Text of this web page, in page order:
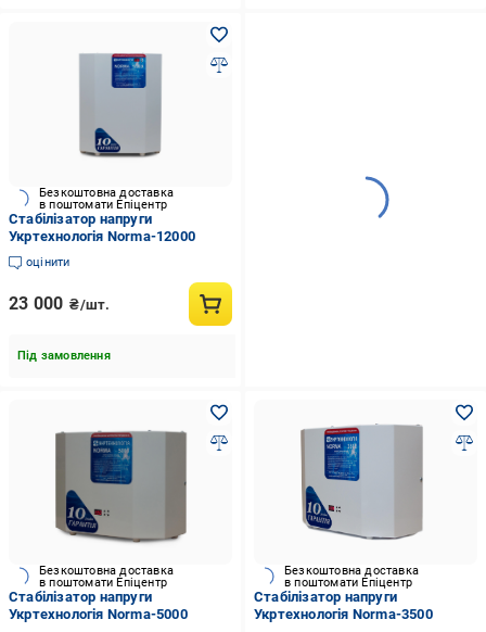
Безкоштовна доставка
в поштомати Епіцентр
Стабілізатор напруги
Укртехнологія Norma-12000
оцінити
23 000 ₴/шт.
Під замовлення
Безкоштовна доставка
в поштомати Епіцентр
Стабілізатор напруги
Укртехнологія Norma-5000
Безкоштовна доставка
в поштомати Епіцентр
Стабілізатор напруги
Укртехнологія Norma-3500